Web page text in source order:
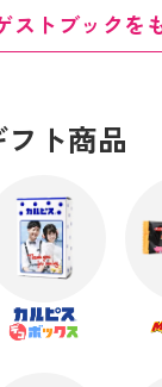
ストブックを
ト商品